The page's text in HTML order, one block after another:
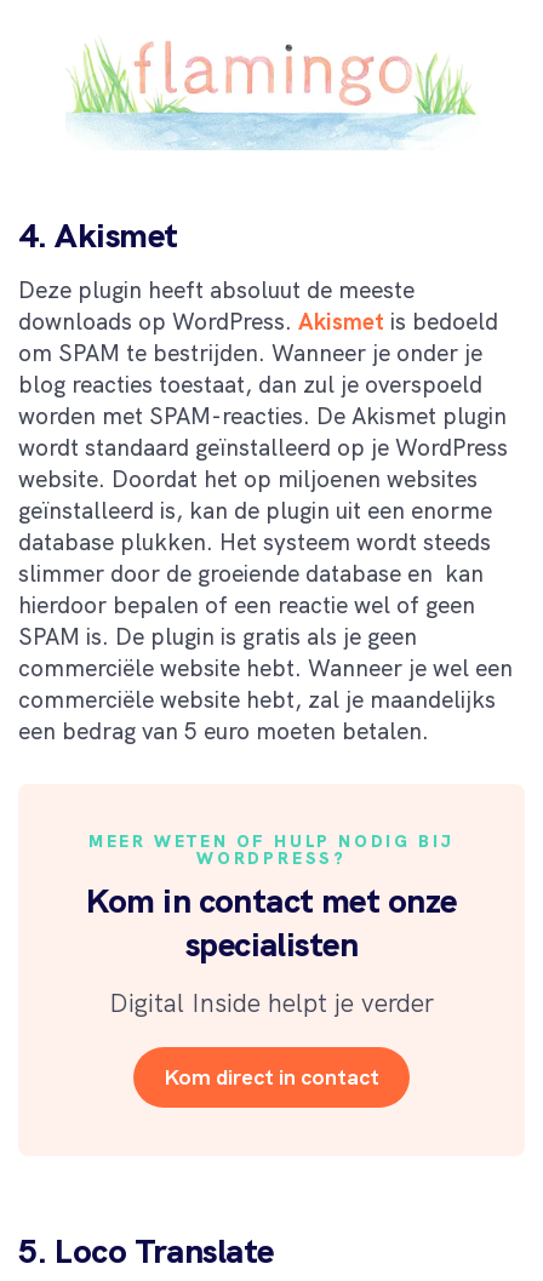
4. Akismet
Deze plugin heeft absoluut de meeste
downloads op WordPress. Akismet is bedoeld
om SPAM te bestrijden. Wanneer je onder je
blog reacties toestaat, dan zul je overspoeld
worden met SPAM-reacties. De Akismet plugin
wordt standaard geïnstalleerd op je WordPress
website. Doordat het op miljoenen websites
geïnstalleerd is, kan de plugin uit een enorme
database plukken. Het systeem wordt steeds
slimmer door de groeiende database en kan
hierdoor bepalen of een reactie wel of geen
SPAM is. De plugin is gratis als je geen
commerciële website hebt. Wanneer je wel een
commerciële website hebt, zal je maandelijks
een bedrag van 5 euro moeten betalen.
MEER WETEN OF HULP NODIG BIJ
WORDPRESS?
Kom in contact met onze
specialisten
Digital Inside helpt je verder
Kom direct in contact
5. Loco Translate